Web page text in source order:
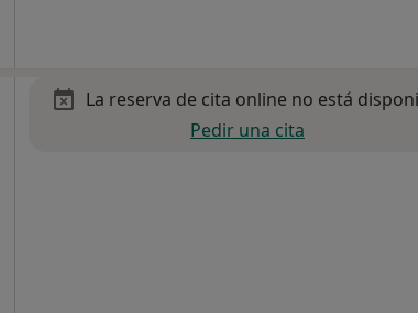
La reserva de cita online no está
Pedir una cita